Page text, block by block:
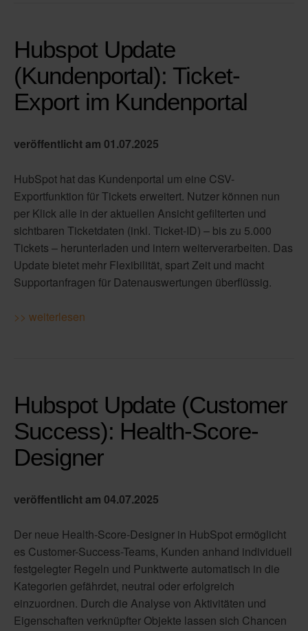
Hubspot Update
(Kundenportal): Ticket-
Export im Kundenportal
veröffentlicht am 01.07.2025
HubSpot hat das Kundenportal um eine CSV-
Exportfunktion für Tickets erweitert. Nutzer können nun
per Klick alle in der aktuellen Ansicht gefilterten und
sichtbaren Ticketdaten (inkl. Ticket-ID) – bis zu 5.000
Tickets – herunterladen und intern weiterverarbeiten. Das
Update bietet mehr Flexibilität, spart Zeit und macht
Supportanfragen für Datenauswertungen überflüssig.
>> weiterlesen
Hubspot Update (Customer
Success): Health-Score-
Designer
veröffentlicht am 04.07.2025
Der neue Health-Score-Designer in HubSpot ermöglicht
es Customer-Success-Teams, Kunden anhand individuell
festgelegter Regeln und Punktwerte automatisch in die
Kategorien gefährdet, neutral oder erfolgreich
einzuordnen. Durch die Analyse von Aktivitäten und
Eigenschaften verknüpfter Objekte lassen sich Chancen